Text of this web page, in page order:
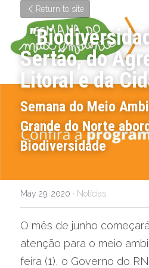
Return to site
Sertão, do
Litoral e da
Semana do Meio
Grande do Norte
Biodiversidade
May 29, 2020 · Notícias
O mês de junho
atenção para o meio
feira (1), o Governo do